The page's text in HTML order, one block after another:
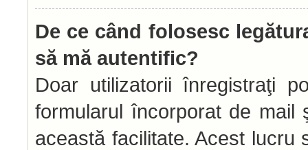
De ce când folosesc
să mă autentific?
Doar utilizatorii înregistraţi
formularul încorporat de mail
această facilitate. Acest lucru